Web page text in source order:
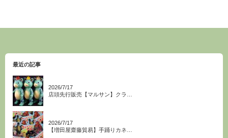
最近の記事
2026/7/17
店頭先行販売【マルサン】クラ…
2026/7/17
【増田屋齋藤貿易】手踊りカネ…